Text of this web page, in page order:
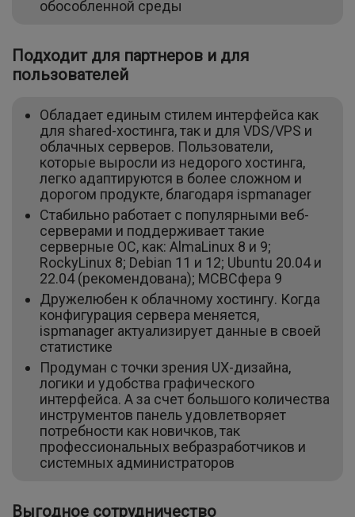
обособленной среды
Подходит для партнеров и для
пользователей
Обладает единым стилем интерфейса как
для shared-хостинга, так и для VDS/VPS и
облачных серверов. Пользователи,
которые выросли из недорого хостинга,
легко адаптируются в более сложном и
дорогом продукте, благодаря ispmanager
Стабильно работает с популярными веб-
серверами и поддерживает такие
серверные ОС, как: AlmaLinux 8 и 9;
RockyLinux 8; Debian 11 и 12; Ubuntu 20.04 и
22.04 (рекомендована); МСВСфера 9
Дружелюбен к облачному хостингу. Когда
конфигурация сервера меняется,
ispmanager актуализирует данные в своей
статистике
Продуман с точки зрения UX-дизайна,
логики и удобства графического
интерфейса. А за счет большого количества
инструментов панель удовлетворяет
потребности как новичков, так
профессиональных вебразработчиков и
системных администраторов
Выгодное сотрудничество